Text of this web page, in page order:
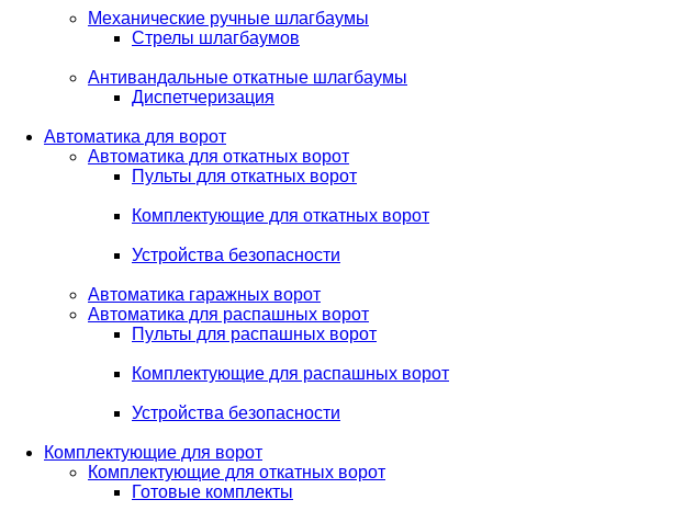
Механические ручные шлагбаумы
Стрелы шлагбаумов
Антивандальные откатные шлагбаумы
Диспетчеризация
Автоматика для ворот
Автоматика для откатных ворот
Пульты для откатных ворот
Комплектующие для откатных ворот
Устройства безопасности
Автоматика гаражных ворот
Автоматика для распашных ворот
Пульты для распашных ворот
Комплектующие для распашных ворот
Устройства безопасности
Комплектующие для ворот
Комплектующие для откатных ворот
Готовые комплекты